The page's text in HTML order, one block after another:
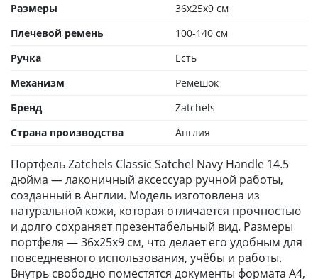
Размеры
36x25x9 см
Плечевой ремень
100-140 см
Ручка
Есть
Механизм
Ремешок
Бренд
Zatchels
Страна производства
Англия
Портфель Zatchels Classic Satchel Navy Handle 14.5
дюйма — лаконичный аксессуар ручной работы,
созданный в Англии. Модель изготовлена из
натуральной кожи, которая отличается прочностью
и долго сохраняет презентабельный вид. Размеры
портфеля — 36x25x9 см, что делает его удобным для
повседневного использования, учёбы и работы.
Внутрь свободно поместятся документы формата А4,